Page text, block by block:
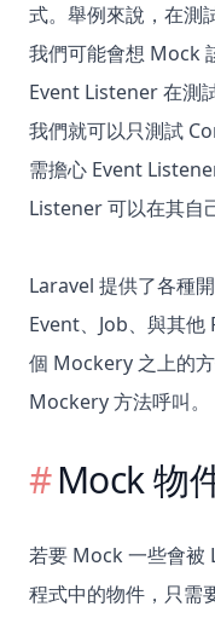
式。舉例來說，在測
我們可能會想 Mock
Event Listener 在測
我們就可以只測試
需擔心 Event
Listener 可以在其自
Laravel 提供了各種
Event、Job、與其他
個 Mockery 之上的
Mockery 方法呼叫。
Mock 物
程式中的物件，只需